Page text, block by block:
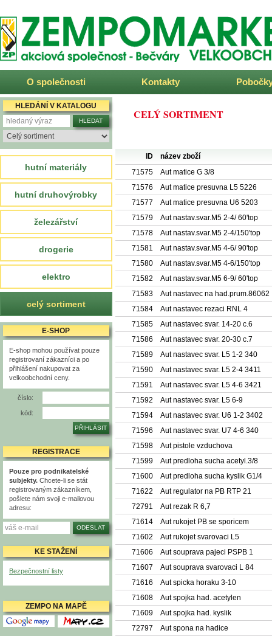
ZEMPOMARKET
O společnosti Kontakty
CELÝ SORTIMENT
ID
název zboží
71575
Aut matice G 3/8
71576
Aut matice presuvna L5 5226
71577
Aut matice presuvna U6 5203
71579
Aut nastav.svar.M5 2-4/ 60'top
71578
Aut nastav.svar.M5 2-4/150'top
71581
Aut nastav.svar.M5 4-6/ 90'top
71580
Aut nastav.svar.M5 4-6/150'top
71582
Aut nastav.svar.M5 6-9/ 60'top
71583
Aut nastavec na had.prum.86062
71584
Aut nastavec rezaci RNL 4
71585
Aut nastavec svar. 14-20 c.6
71586
Aut nastavec svar. 20-30 c.7
71589
Aut nastavec svar. L5 1-2 340
71590
Aut nastavec svar. L5 2-4 3411
71591
Aut nastavec svar. L5 4-6 3421
71592
Aut nastavec svar. L5 6-9
71594
Aut nastavec svar. U6 1-2 3402
71596
Aut nastavec svar. U7 4-6 340
71598
Aut pistole vzduchova
71599
Aut predloha sucha acetyl.3/8
71600
Aut predloha sucha kyslik G1/4
71622
Aut regulator na PB RTP 21
72791
Aut rezak R 6,7
71614
Aut rukojet PB se sporicem
71602
Aut rukojet svarovaci L5
71606
Aut souprava pajeci PSPB 1
71607
Aut souprava svarovaci L 84
71616
Aut spicka horaku 3-10
71608
Aut spojka had. acetylen
71609
Aut spojka had. kyslik
72797
Aut spona na hadice
HLEDÁNÍ V KATALOGU
hutní materiály
hutní druhovýrobky
železářství
drogerie
elektro
celý sortiment
E-SHOP
E-shop mohou používat pouze
registrovaní zákazníci a po
přihlášení nakupovat za
velkoobchodní ceny.
číslo:
kód:
REGISTRACE
Pouze pro podnikatelské
subjekty. Chcete-li se stát
registrovaným zákazníkem,
pošlete nám svoji e-mailovou
adresu:
KE STAŽENÍ
Bezpečnostní listy
ZEMPO NA MAPĚ
Mapy Google Mapy.cz